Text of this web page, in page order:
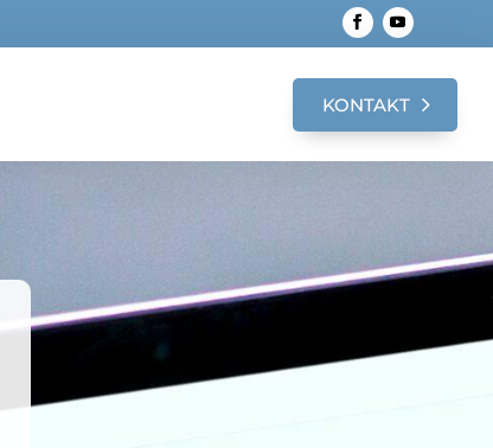
KONTAKT